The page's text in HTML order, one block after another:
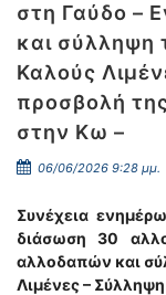
στη Γαύδο –
και σύλληψη
Καλούς
προσβολή
στην Κω –
06/06/2026 9:28 μμ.
Συνέχεια
διάσωση 30
αλλοδαπών και
Λιμένες –